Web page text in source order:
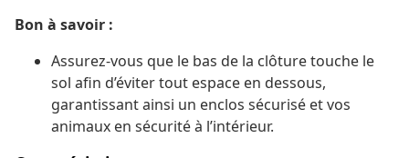
Bon à savoir :
Assurez-vous que le bas de la clôture touche le
sol afin d’éviter tout espace en dessous,
garantissant ainsi un enclos sécurisé et vos
animaux en sécurité à l’intérieur.